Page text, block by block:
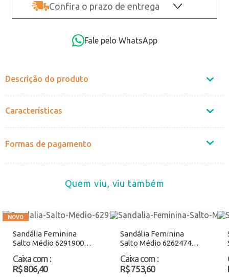
Confira o prazo de entrega
Fale pelo WhatsApp
Descrição do produto
Características
Formas de pagamento
Quem viu, viu também
Sandália Feminina
Salto Médio 6291900
Caixa com :
R$ 806,40
Sandália Feminina
Salto Médio 6262474
Caixa com :
R$ 753,60